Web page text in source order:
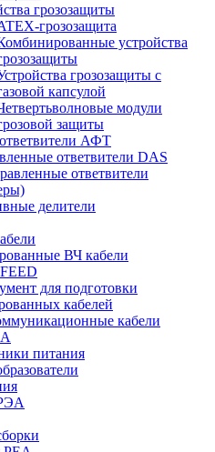
грозозащиты
грозозащита
устройства
грозозащиты с
капсулой
модули
защиты
АФТ
ответвители DAS
ответвители
делители
ВЧ кабели
для подготовки
кабелей
кабели
питания